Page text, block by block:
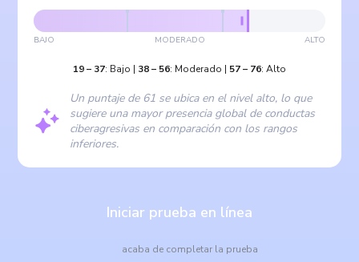
BAJO MODERADO ALTO
19– 37: Bajo | 38– 56: Moderado | 57– 76: Alto
Un puntaje de 61 se ubica en el nivel alto, lo que
sugiere una mayor presencia global de conductas
ciberagresivas en comparación con los rangos
inferiores.
Iniciar prueba en línea
acaba de completar la prueba